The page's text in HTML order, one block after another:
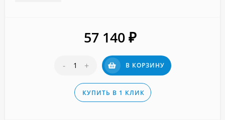
57 140 ₽
- + В КОРЗИНУ
КУПИТЬ В 1 КЛИК